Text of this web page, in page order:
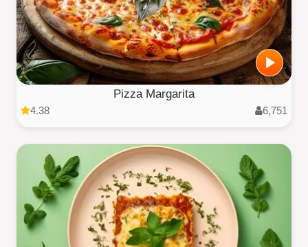
Pizza Margarita
4.38 6,751